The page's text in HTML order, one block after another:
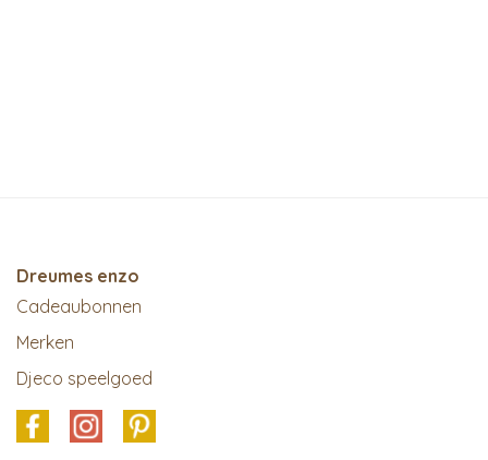
Dreumes enzo
Cadeaubonnen
Merken
Djeco speelgoed